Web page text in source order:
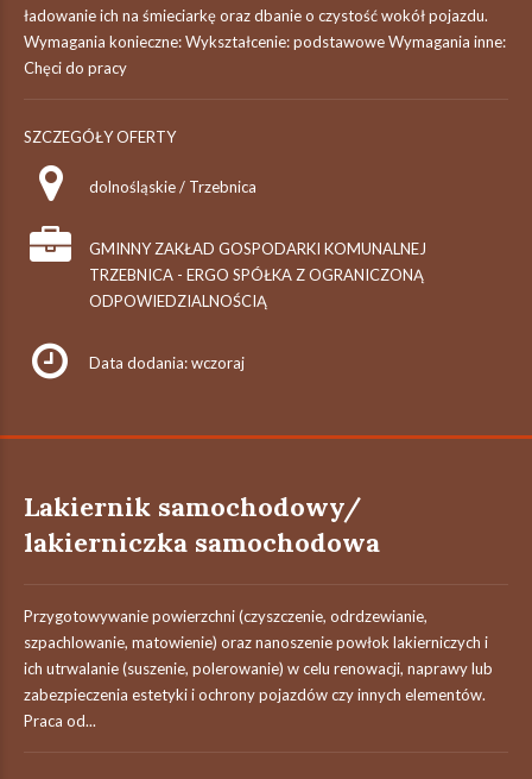
ładowanie ich na śmieciarkę oraz dbanie o czystość wokół pojazdu.
Wymagania konieczne: Wykształcenie: podstawowe Wymagania inne:
Chęci do pracy
SZCZEGÓŁY OFERTY
dolnośląskie / Trzebnica
GMINNY ZAKŁAD GOSPODARKI KOMUNALNEJ
TRZEBNICA - ERGO SPÓŁKA Z OGRANICZONĄ
ODPOWIEDZIALNOŚCIĄ
Data dodania: wczoraj
Lakiernik samochodowy/
lakierniczka samochodowa
Przygotowywanie powierzchni (czyszczenie, odrdzewianie,
szpachlowanie, matowienie) oraz nanoszenie powłok lakierniczych i
ich utrwalanie (suszenie, polerowanie) w celu renowacji, naprawy lub
zabezpieczenia estetyki i ochrony pojazdów czy innych elementów.
Praca od...